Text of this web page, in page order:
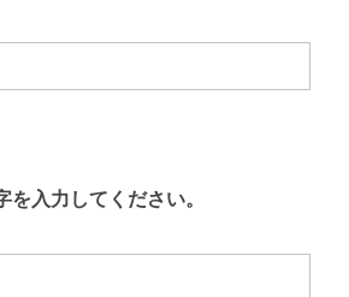
入力してください。